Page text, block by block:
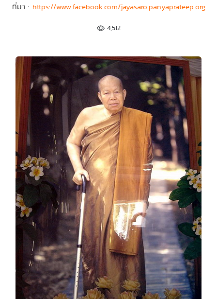
ที่มา : https://www.facebook.com/jayasaro.panyaprateep.org
4,512